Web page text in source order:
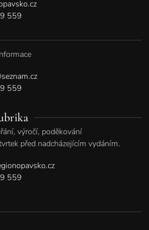
559
559
výročí, poděkování
před nadcházejícím vydáním.
559